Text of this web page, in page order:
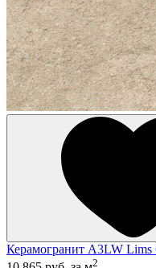
Керамогранит A3LW
2